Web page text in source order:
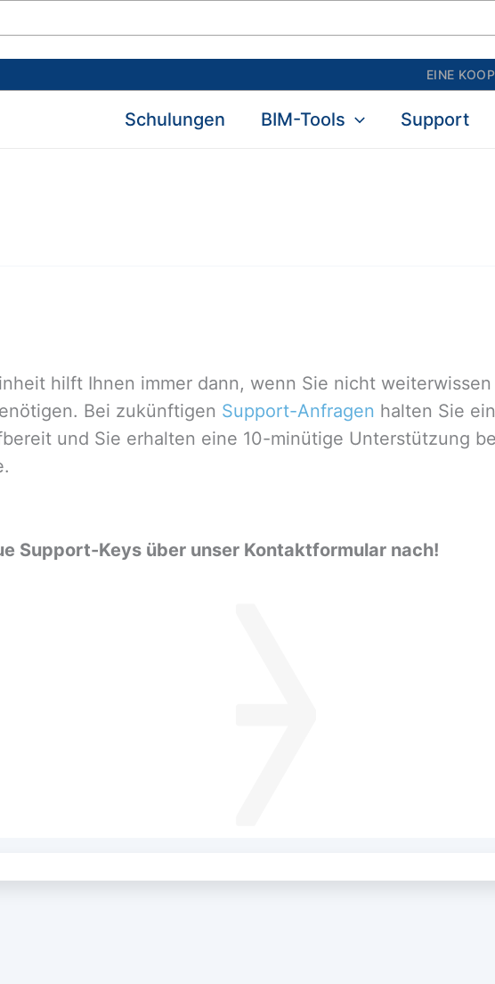
EINE
Schulungen BIM-Tools Support
hilft Ihnen immer dann, wenn Sie nicht weiterwissen
Bei zukünftigen Support-Anfragen halten Sie
und Sie erhalten eine 10-minütige Unterstützung
Support-Keys über unser Kontaktformular nach!